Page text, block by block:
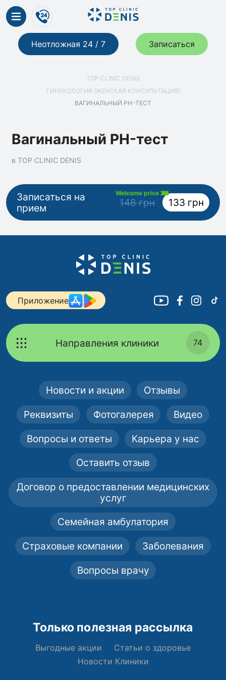
Неотложная 24 / 7 Записаться
TOP CLINIC DENIS
ГИНЕКОЛОГИЯ (ЖЕНСКАЯ КОНСУЛЬТАЦИЯ)
ВАГИНАЛЬНЫЙ PH-ТЕСТ
Вагинальный PH-тест
в TOP CLINIC DENIS
Записаться на
прием
Welcome price
148 грн 133 грн
Приложение
Направления клиники 74
Новости и акции Отзывы
Реквизиты Фотогалерея Видео
Вопросы и ответы Карьера у нас
Оставить отзыв
Договор о предоставлении медицинских
услуг
Семейная амбулатория
Страховые компании Заболевания
Вопросы врачу
Только полезная рассылка
Выгодные акции
Статьи о здоровье
Новости Клиники